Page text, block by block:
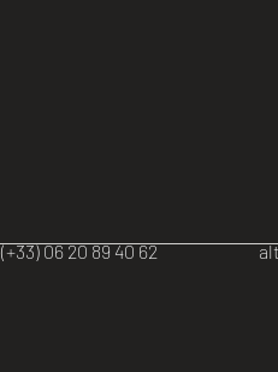
(+33) 06 20 89 40 62